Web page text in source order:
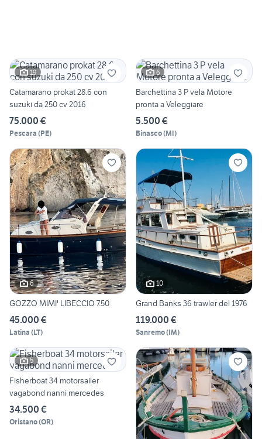
19
Catamarano prokat 28.6 con
suzuki da 250 cv 2016
75.000 €
Pescara (PE)
6
Barchettina 3 P vela Motore
pronta a Veleggiare
5.500 €
Binasco(MI)
6
GOZZO MIMI' LIBECCIO 7.50
45.000 €
Latina (LT)
10
Grand Banks 36 trawler del 1976
119.000 €
Sanremo(IM)
5
Fisherboat 34 motorsailer
vagabond nanni mercedes
34.500 €
Oristano(OR)